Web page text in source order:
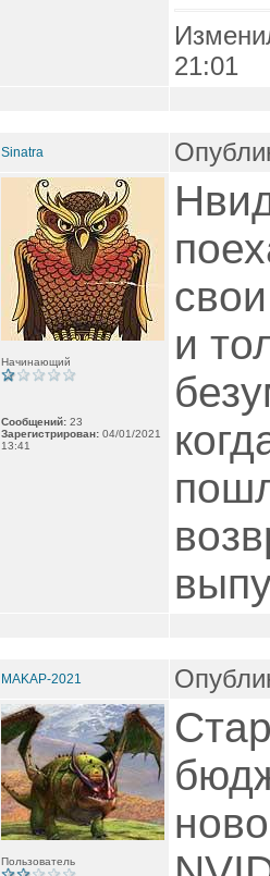
21:01
Sinatra
Начинающий
Сообщений: 23
Зарегистрирован: 04/01/2021
13:41
и
MAKAP-2021
Пользователь